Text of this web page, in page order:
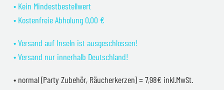
• Kein Mindestbestellwert
• Kostenfreie Abholung 0,00 €
• Versand auf Inseln ist ausgeschlossen!
• Versand nur innerhalb Deutschland!
• normal (Party Zubehör, Räucherkerzen) = 7,98€ inkl.MwSt.